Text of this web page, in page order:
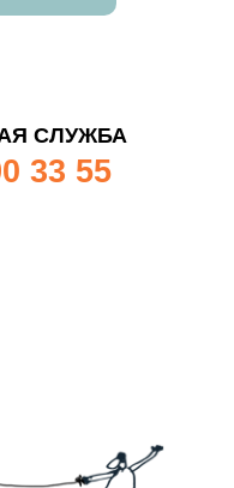
СЛУЖБА
33 55